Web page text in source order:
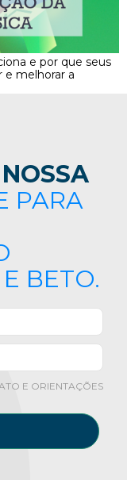
e por que seus
e melhorar a
PARA
BETO.
E ORIENTAÇÕES